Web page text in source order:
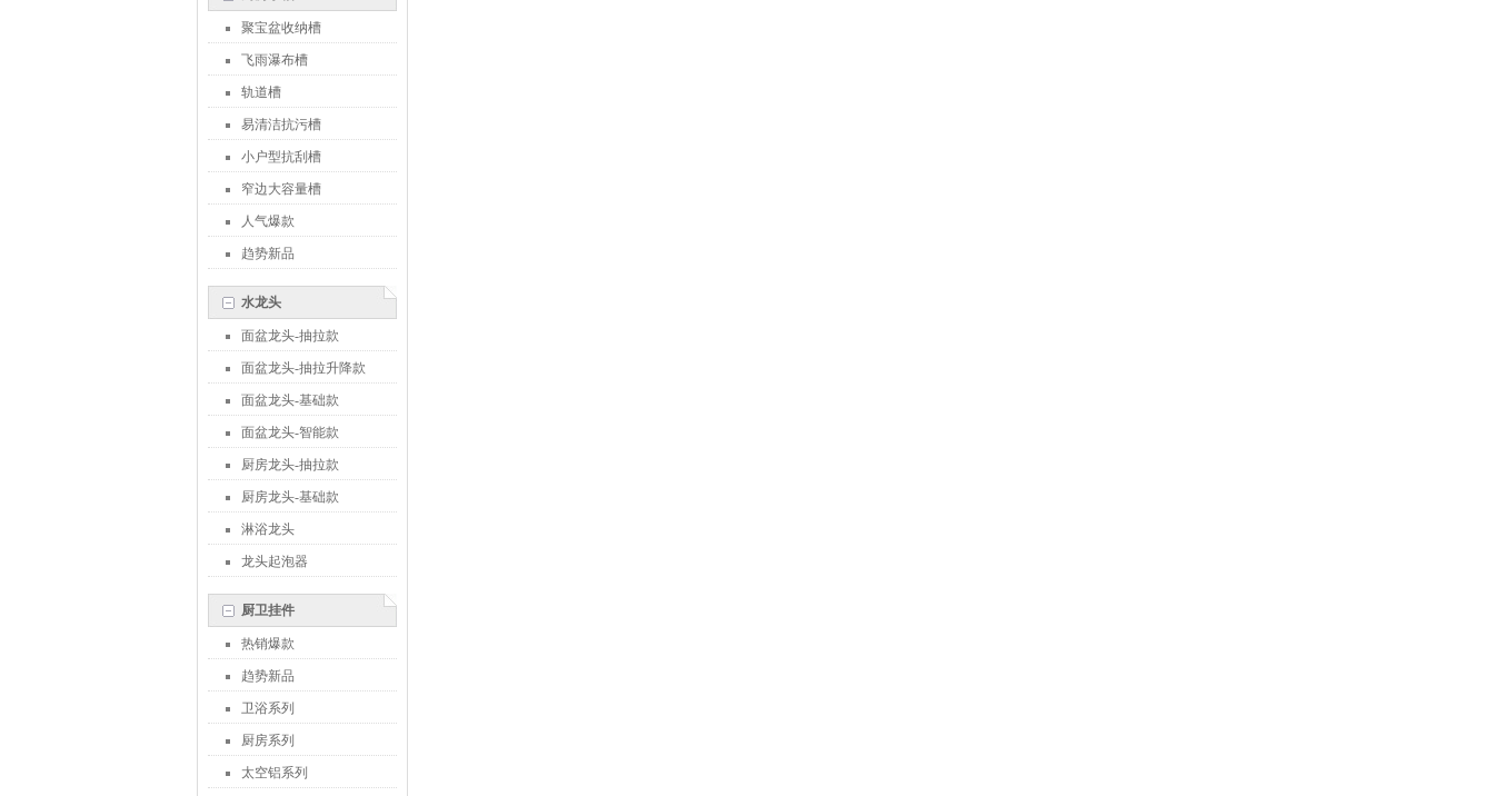
聚宝盆收纳槽
飞雨瀑布槽
轨道槽
易清洁抗污槽
小户型抗刮槽
窄边大容量槽
人气爆款
趋势新品
水龙头
面盆龙头-抽拉款
面盆龙头-抽拉升降款
面盆龙头-基础款
面盆龙头-智能款
厨房龙头-抽拉款
厨房龙头-基础款
淋浴龙头
龙头起泡器
厨卫挂件
热销爆款
趋势新品
卫浴系列
厨房系列
太空铝系列